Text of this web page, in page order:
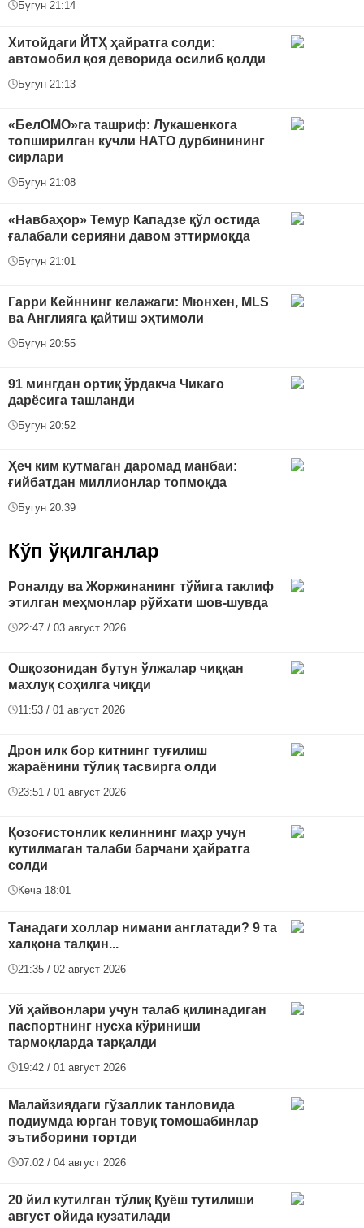
Бугун 21:14
Хитойдаги ЙТҲ ҳайратга солди:
автомобил қоя деворида осилиб қолди
Бугун 21:13
«БелОМО»га ташриф: Лукашенкога
топширилган кучли НАТО дурбинининг
сирлари
Бугун 21:08
«Навбаҳор» Темур Кападзе қўл остида
ғалабали серияни давом эттирмоқда
Бугун 21:01
Гарри Кейннинг келажаги: Мюнхен, MLS
ва Англияга қайтиш эҳтимоли
Бугун 20:55
91 мингдан ортиқ ўрдакча Чикаго
дарёсига ташланди
Бугун 20:52
Ҳеч ким кутмаган даромад манбаи:
ғийбатдан миллионлар топмоқда
Бугун 20:39
Кўп ўқилганлар
Роналду ва Жоржинанинг тўйига таклиф
этилган меҳмонлар рўйхати шов-шувда
22:47 / 03 август 2026
Ошқозонидан бутун ўлжалар чиққан
махлуқ соҳилга чиқди
11:53 / 01 август 2026
Дрон илк бор китнинг туғилиш
жараёнини тўлиқ тасвирга олди
23:51 / 01 август 2026
Қозоғистонлик келиннинг маҳр учун
кутилмаган талаби барчани ҳайратга
солди
Кеча 18:01
Танадаги холлар нимани англатади? 9 та
халқона талқин...
21:35 / 02 август 2026
Уй ҳайвонлари учун талаб қилинадиган
паспортнинг нусха кўриниши
тармоқларда тарқалди
19:42 / 01 август 2026
Малайзиядаги гўзаллик танловида
подиумда юрган товуқ томошабинлар
эътиборини тортди
07:02 / 04 август 2026
20 йил кутилган тўлиқ Қуёш тутилиши
август ойида кузатилади